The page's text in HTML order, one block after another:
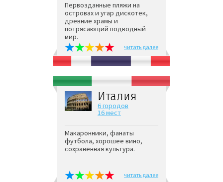
Первозданные пляжи на
островах и угар дискотек,
древние храмы и
потрясающий подводный
мир.
читать далее
Италия
6 городов
16 мест
Макаронники, фанаты
футбола, хорошее вино,
сохранённая культура.
читать далее